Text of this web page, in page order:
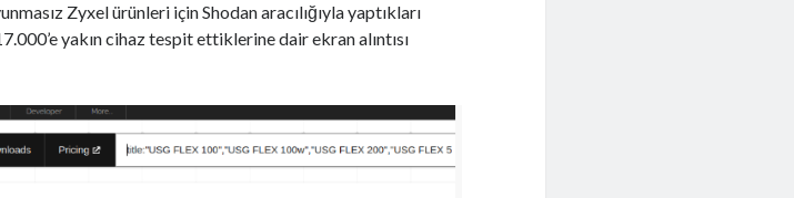
Zyxel ürünleri için Shodan aracılığıyla yaptıkları
yakın cihaz tespit ettiklerine dair ekran alıntısı